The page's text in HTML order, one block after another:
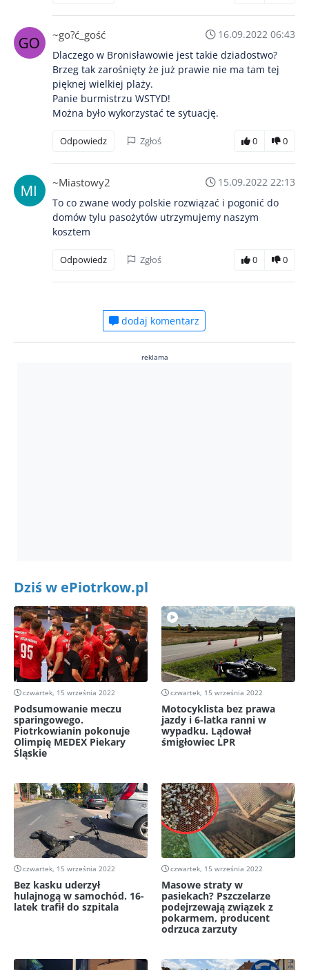
~go?ć_gość
16.09.2022 06:43
Dlaczego w Bronisławowie jest takie dziadostwo?
Brzeg tak zarośnięty że już prawie nie ma tam tej
pięknej wielkiej plaży.
Panie burmistrzu WSTYD!
Można było wykorzystać te sytuację.
Odpowiedz Zgłoś 0 0
~Miastowy2
15.09.2022 22:13
To co zwane wody polskie rozwiązać i pogonić do
domów tylu pasożytów utrzymujemy naszym
kosztem
Odpowiedz Zgłoś 0 0
dodaj komentarz
reklama
Dziś w ePiotrkow.pl
czwartek, 15 września 2022
Podsumowanie meczu
sparingowego.
Piotrkowianin pokonuje
Olimpię MEDEX Piekary
Śląskie
czwartek, 15 września 2022
Motocyklista bez prawa
jazdy i 6-latka ranni w
wypadku. Lądował
śmigłowiec LPR
czwartek, 15 września 2022
Bez kasku uderzył
hulajnogą w samochód. 16-
latek trafił do szpitala
czwartek, 15 września 2022
Masowe straty w
pasiekach? Pszczelarze
podejrzewają związek z
pokarmem, producent
odrzuca zarzuty